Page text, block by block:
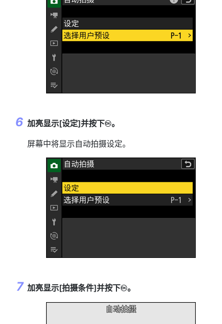
加亮显示[设定]并按下J。
屏幕中将显示自动拍摄设定。
加亮显示[拍摄条件]并按下J。